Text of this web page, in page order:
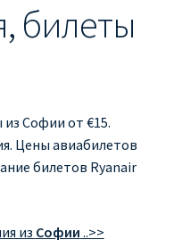
билеты
из Софии от €15.
Цены авиабилетов
билетов Ryanair
из Софии ..>>